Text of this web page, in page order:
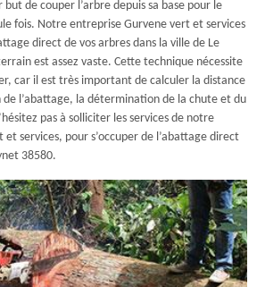
but de couper l’arbre depuis sa base pour le
fois. Notre entreprise Gurvene vert et services
direct de vos arbres dans la ville de Le
est assez vaste. Cette technique nécessite
car il est très important de calculer la distance
l’abattage, la détermination de la chute et du
pas à solliciter les services de notre
services, pour s’occuper de l’abattage direct
38580.